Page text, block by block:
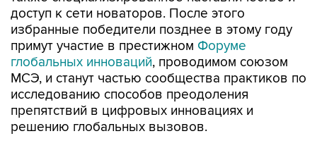
доступ к сети новаторов. После этого
избранные победители позднее в этому году
примут участие в престижном Форуме
глобальных инноваций, проводимом союзом
МСЭ, и станут частью сообщества практиков по
исследованию способов преодоления
препятствий в цифровых инновациях и
решению глобальных вызовов.